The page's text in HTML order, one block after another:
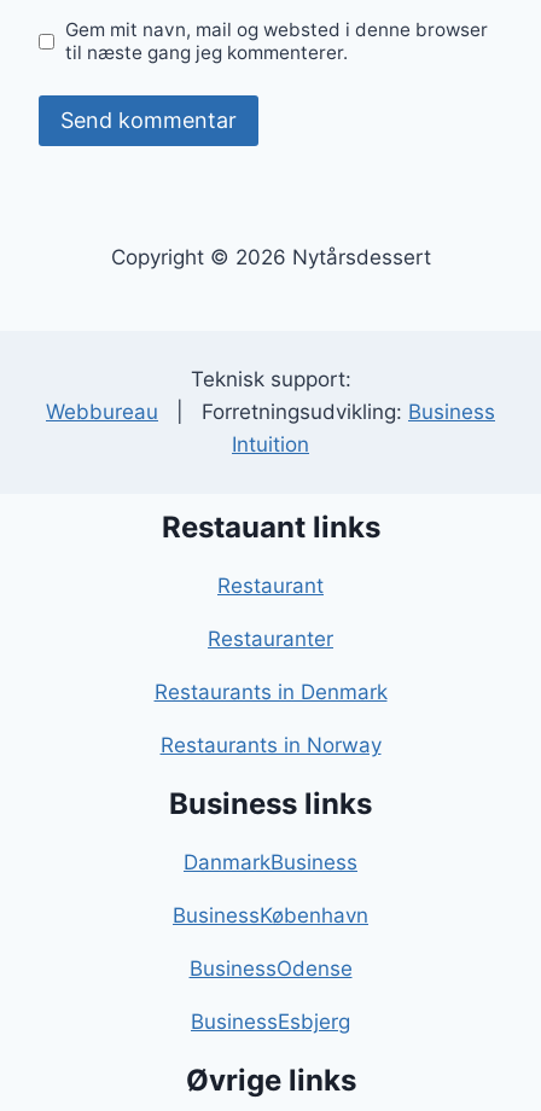
Gem mit navn, mail og websted i denne browser
til næste gang jeg kommenterer.
Copyright © 2026 Nytårsdessert
Teknisk support:
Webbureau | Forretningsudvikling: Business
Intuition
Restauant links
Restaurant
Restauranter
Restaurants in Denmark
Restaurants in Norway
Business links
DanmarkBusiness
BusinessKøbenhavn
BusinessOdense
BusinessEsbjerg
Øvrige links